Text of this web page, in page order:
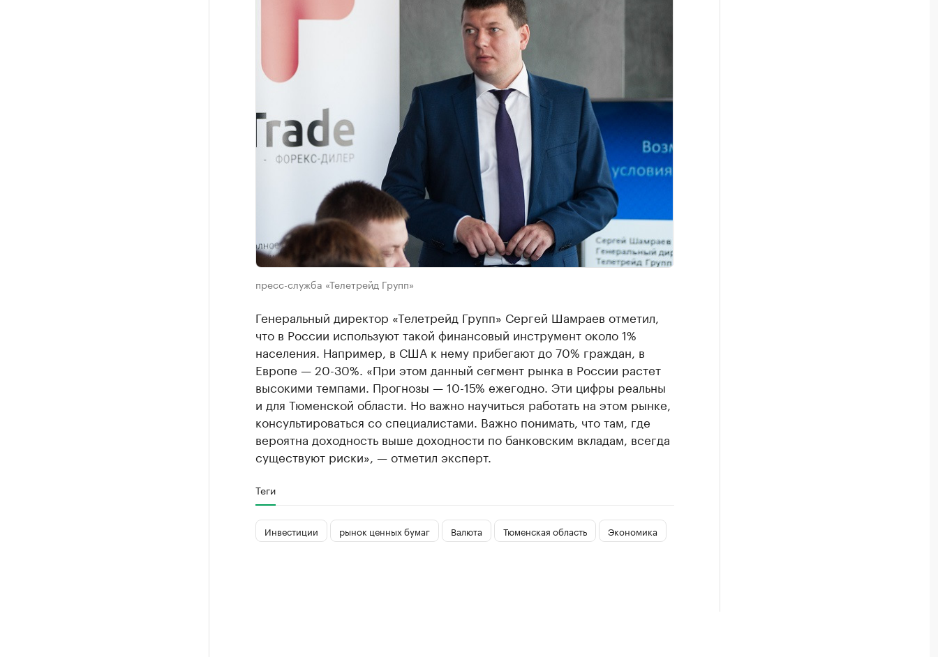
пресс-служба «Телетрейд Групп»
Генеральный директор «Телетрейд Групп» Сергей Шамраев отметил,
что в России используют такой финансовый инструмент около 1%
населения. Например, в США к нему прибегают до 70% граждан, в
Европе — 20-30%. «При этом данный сегмент рынка в России растет
высокими темпами. Прогнозы — 10-15% ежегодно. Эти цифры реальны
и для Тюменской области. Но важно научиться работать на этом рынке,
консультироваться со специалистами. Важно понимать, что там, где
вероятна доходность выше доходности по банковским вкладам, всегда
существуют риски», — отметил эксперт.
Теги
Инвестиции рынок ценных бумаг Валюта Тюменская область Экономика